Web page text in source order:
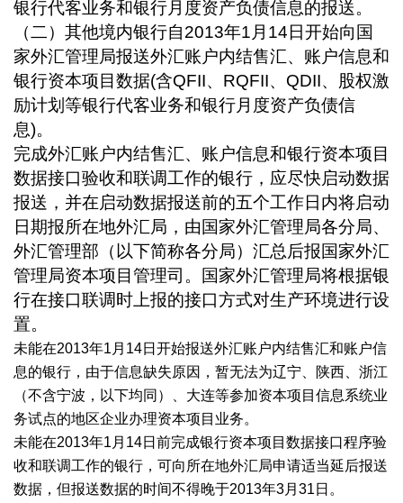
银行代客业务和银行月度资产负债信息的报送。
（二）其他境内银行自2013年1 月 14 日开始向国
家外汇管理局报送外汇账户内结售汇、账户信息和
银行资本项目数据(含QFII、 RQFII、 QDII、股权激
励计划等银行代客业务和银行月度资产负债信
息)。
完成外汇账户内结售汇、账户信息和银行资本项目
数据接口验收和联调工作的银行，应尽快启动数据
报送，并在启动数据报送前的五个工作日内将启动
日期报所在地外汇局，由国家外汇管理局各分局、
外汇管理部（以下简称各分局）汇总后报国家外汇
管理局资本项目管理司。国家外汇管理局将根据银
行在接口联调时上报的接口方式对生产环境进行设
置。
未能在2013年1月14日开始报送外汇账户内结售汇和账户信
息的银行，由于信息缺失原因，暂无法为辽宁、陕西、浙江
（不含宁波，以下均同）、大连等参加资本项目信息系统业
务试点的地区企业办理资本项目业务。
未能在2013年1月14日前完成银行资本项目数据接口程序验
收和联调工作的银行，可向所在地外汇局申请适当延后报送
数据，但报送数据的时间不得晚于2013年3月31日。